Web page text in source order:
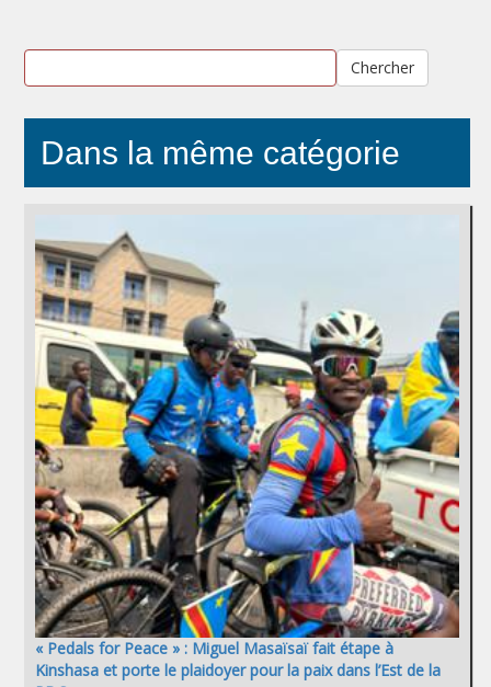
Chercher
Dans la même catégorie
« Pedals for Peace » : Miguel Masaïsaï fait étape à
Kinshasa et porte le plaidoyer pour la paix dans l’Est de la